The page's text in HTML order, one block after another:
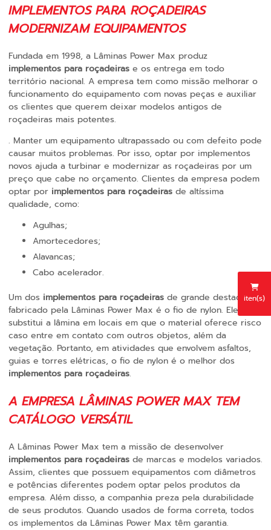
iten(s)
IMPLEMENTOS PARA ROÇADEIRAS
MODERNIZAM EQUIPAMENTOS
Fundada em 1998, a Lâminas Power Max produz
implementos para roçadeiras e os entrega em todo
território nacional. A empresa tem como missão melhorar o
funcionamento do equipamento com novas peças e auxiliar
os clientes que querem deixar modelos antigos de
roçadeiras mais potentes.
. Manter um equipamento ultrapassado ou com defeito pode
causar muitos problemas. Por isso, optar por implementos
novos ajuda a turbinar e modernizar as roçadeiras por um
preço que cabe no orçamento. Clientes da empresa podem
optar por implementos para roçadeiras de altíssima
qualidade, como:
Agulhas;
Amortecedores;
Alavancas;
Cabo acelerador.
Um dos implementos para roçadeiras de grande destaque
fabricado pela Lâminas Power Max é o fio de nylon. Ele
substitui a lâmina em locais em que o material oferece risco
caso entre em contato com outros objetos, além da
vegetação. Portanto, em atividades que envolvem asfaltos,
guias e torres elétricas, o fio de nylon é o melhor dos
implementos para roçadeiras.
A EMPRESA LÂMINAS POWER MAX TEM
CATÁLOGO VERSÁTIL
A Lâminas Power Max tem a missão de desenvolver
implementos para roçadeiras de marcas e modelos variados.
Assim, clientes que possuem equipamentos com diâmetros
e potências diferentes podem optar pelos produtos da
empresa. Além disso, a companhia preza pela durabilidade
de seus produtos. Quando usados de forma correta, todos
os implementos da Lâminas Power Max têm garantia.